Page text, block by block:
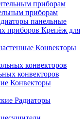
приборам
панельные
Крепёж для
Конвекторы
конвекторов
Конвекторы
Радиаторы